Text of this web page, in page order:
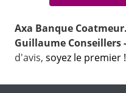
Axa Banque
Guillaume Conseillers
d'avis, soyez le premier !